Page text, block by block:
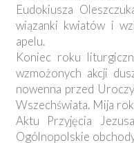
Eudokiusza
wiązanki kwiatów i
apelu.
Koniec roku
wzmożonych akcji
nowenna przed
Wszechświata. Mija
Aktu Przyjęcia
Ogólnopolskie